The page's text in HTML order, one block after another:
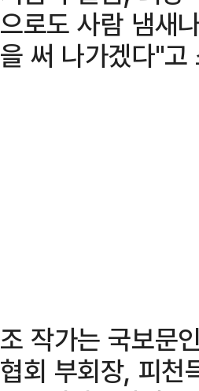
으로도 사람 냄새
을 써 나가겠다"고
조 작가는 국보문
협회 부회장, 피천